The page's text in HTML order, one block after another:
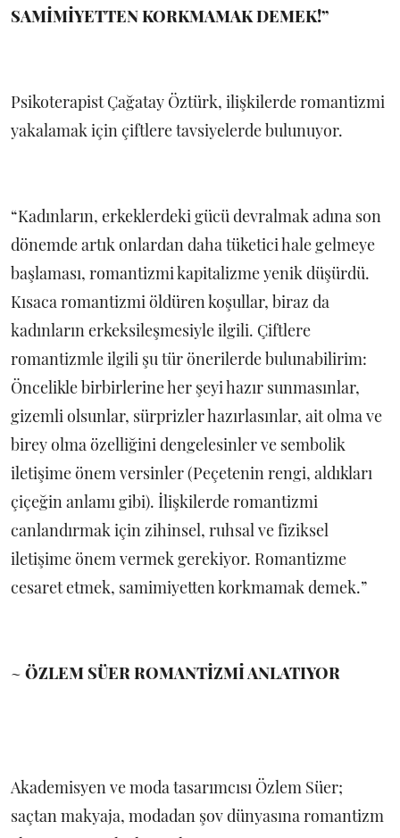
SAMİMİYETTEN KORKMAMAK DEMEK!”
Psikoterapist Çağatay Öztürk, ilişkilerde romantizmi
yakalamak için çiftlere tavsiyelerde bulunuyor.
“Kadınların, erkeklerdeki gücü devralmak adına son
dönemde artık onlardan daha tüketici hale gelmeye
başlaması, romantizmi kapitalizme yenik düşürdü.
Kısaca romantizmi öldüren koşullar, biraz da
kadınların erkeksileşmesiyle ilgili. Çiftlere
romantizmle ilgili şu tür önerilerde bulunabilirim:
Öncelikle birbirlerine her şeyi hazır sunmasınlar,
gizemli olsunlar, sürprizler hazırlasınlar, ait olma ve
birey olma özelliğini dengelesinler ve sembolik
iletişime önem versinler (Peçetenin rengi, aldıkları
çiçeğin anlamı gibi). İlişkilerde romantizmi
canlandırmak için zihinsel, ruhsal ve fiziksel
iletişime önem vermek gerekiyor. Romantizme
cesaret etmek, samimiyetten korkmamak demek.”
~ ÖZLEM SÜER ROMANTİZMİ ANLATIYOR
Akademisyen ve moda tasarımcısı Özlem Süer;
saçtan makyaja, modadan şov dünyasına romantizm